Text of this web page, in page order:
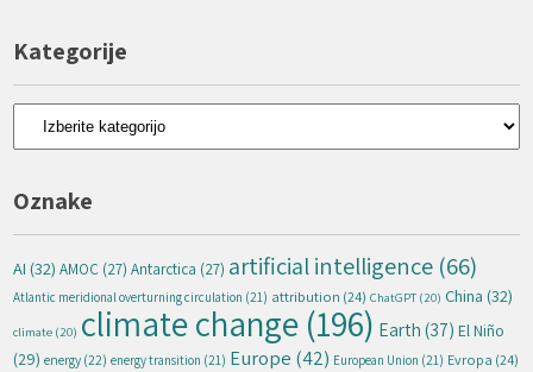
Kategorije
Kategorije
Oznake
AI (32) AMOC (27) Antarctica (27) artificial intelligence (66)
Atlantic meridional overturning circulation (21) attribution (24) ChatGPT (20) China (32)
climate (20) climate change (196) Earth (37) El Niño
(29) energy (22) energy transition (21) Europe (42) European Union (21) Evropa (24)